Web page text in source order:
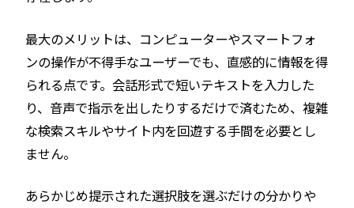
最大のメリットは、コンピューターやスマートフォ
ンの操作が不得手なユーザーでも、直感的に情報を得
られる点です。会話形式で短いテキストを入力した
り、音声で指示を出したりするだけで済むため、複雑
な検索スキルやサイト内を回遊する手間を必要とし
ません。
あらかじめ提示された選択肢を選ぶだけの分かりや